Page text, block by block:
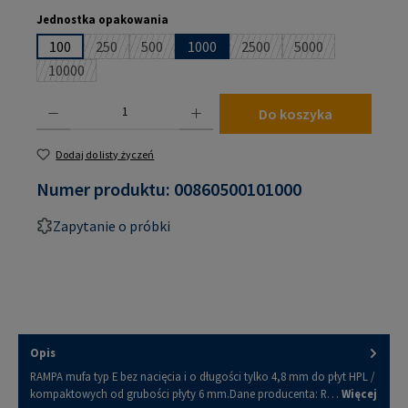
Wybierz
Jednostka opakowania
100 250(Ta opcja jest obecnie niedostępna.)
500(Ta opcja jest obecnie niedostępna.)
1000 2500(Ta opcja jest obecnie
5000(Ta opcja jest
10000(Ta opcja jest obecnie niedostępna.)
Do koszyka
Dodaj do listy życzeń
Numer produktu: 00860500101000
Zapytanie o próbki
Opis
RAMPA mufa typ E bez nacięcia i o długości tylko 4,8 mm do płyt HPL /
kompaktowych od grubości płyty 6 mm.Dane producenta: R… Więcej